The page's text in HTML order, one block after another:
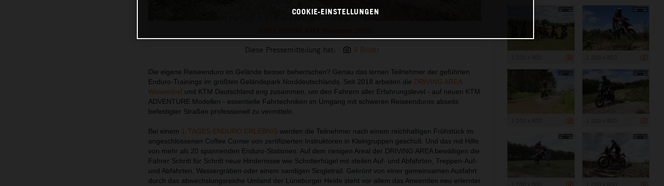
Diese Pressemitteilung hat: 9 Bilder
Die eigene Reiseenduro im Gelände besser beherrschen? Genau das lernen Teilnehmer der geführten
Enduro-Trainings im größten Geländepark Norddeutschlands. Seit 2018 arbeiten die DRIVING AREA
Wesendorf und KTM Deutschland eng zusammen, um den Fahrern aller Erfahrungslevel - auf neuen KTM
ADVENTURE Modellen - essentielle Fahrtechniken im Umgang mit schweren Reiseenduros abseits
befestigter Straßen professionell zu vermitteln.
Bei einem 1-TAGES ENDURO ERLEBNIS werden die Teilnehmer nach einem reichhaltigen Frühstück im
angeschlossenen Coffee Corner von zertifizierten Instruktoren in Kleingruppen geschult. Und das mit Hilfe
von mehr als 20 spannenden Enduro-Stationen: Auf dem riesigen Areal der DRIVING AREA bewältigen die
Fahrer Schritt für Schritt neue Hindernisse wie Schotterhügel mit steilen Auf- und Abfahrten, Treppen-Auf-
und Abfahrten, Wassergräben oder einem sandigen Singletrail. Gekrönt von einer gemeinsamen Ausfahrt
durch das abwechslungsreiche Umland der Lüneburger Heide steht vor allem das Anwenden neu erlernter
COOKIE-EINSTELLUNGEN